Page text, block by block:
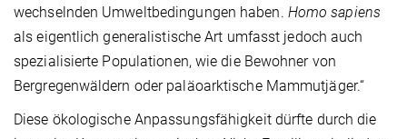
wechselnden Umweltbedingungen haben. Homo sapiens
als eigentlich generalistische Art umfasst jedoch auch
spezialisierte Populationen, wie die Bewohner von
Bergregenwäldern oder paläoarktische Mammutjäger.“
Diese ökologische Anpassungsfähigkeit dürfte durch die